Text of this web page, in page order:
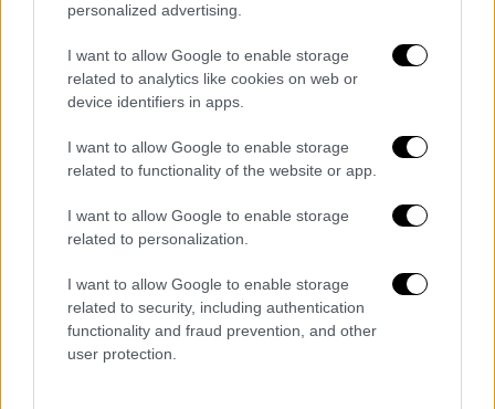
personalized advertising.
I want to allow Google to enable storage
related to analytics like cookies on web or
device identifiers in apps.
I want to allow Google to enable storage
related to functionality of the website or app.
I want to allow Google to enable storage
related to personalization.
I want to allow Google to enable storage
related to security, including authentication
functionality and fraud prevention, and other
user protection.
Ο διάσημος ηθοποιός Jeff Bridges
ανακοίνωσε στο Twitter ότι πάσχει από
λέμφωμα